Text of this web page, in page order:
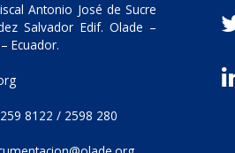
Antonio José de Sucre
Salvador Edif. Olade –
Ecuador.
8122 / 2598 280